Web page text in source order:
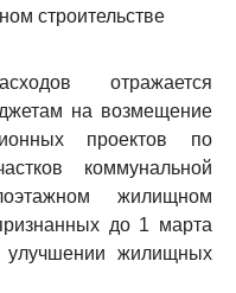
строительстве
отражается
на возмещение
проектов по
коммунальной
жилищном
до 1 марта
жилищных